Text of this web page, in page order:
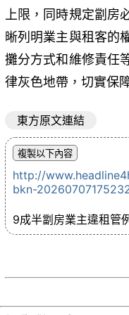
上限，同時規定劏房
晰列明業主與租客的
攤分方式和維修責任
律灰色地帶，切實保
東方原文連結
http://
bkn-
9成半劏房業主違租管